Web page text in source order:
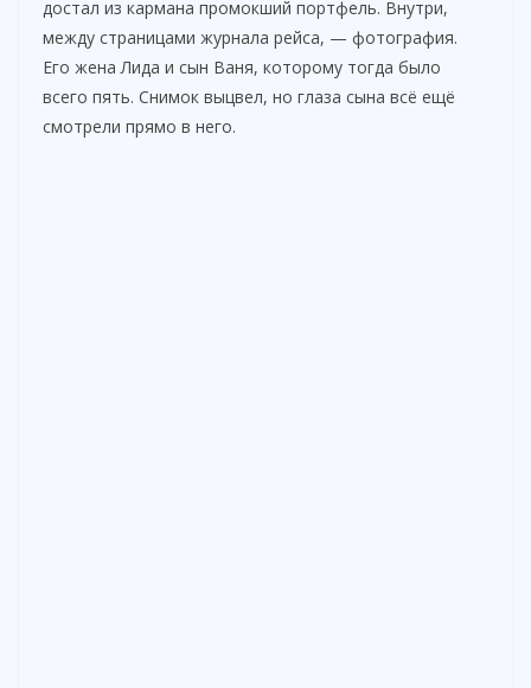
достал из кармана промокший портфель. Внутри,
между страницами журнала рейса, — фотография.
Его жена Лида и сын Ваня, которому тогда было
всего пять. Снимок выцвел, но глаза сына всё ещё
смотрели прямо в него.